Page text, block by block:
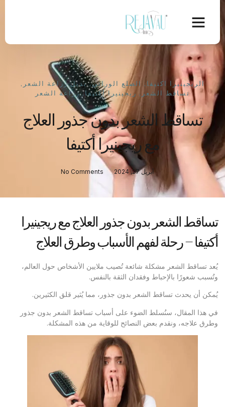
الريجينيرا اكتيفا , الصلع الوراثي,بديل زراعة الشعر ,
تساقط الشعر , ريجينيرا أكتيفا,زراعة الشعر
تساقط الشعر بدون جذور العلاج
مع ريجينيرا أكتيفا
أبريل 27, 2024 No Comments
تساقط الشعر بدون جذور العلاج مع ريجينيرا
أكتيفا – رحلة لفهم الأسباب وطرق العلاج
يُعد تساقط الشعر مشكلة شائعة تُصيب ملايين الأشخاص حول العالم،
وتُسبب شعورًا بالإحباط وفقدان الثقة بالنفس.
يُمكن أن يحدث تساقط الشعر بدون جذور، مما يُثير قلق الكثيرين.
في هذا المقال، سنُسلط الضوء على أسباب تساقط الشعر بدون جذور
وطرق علاجه، ونقدم بعض النصائح للوقاية من هذه المشكلة.